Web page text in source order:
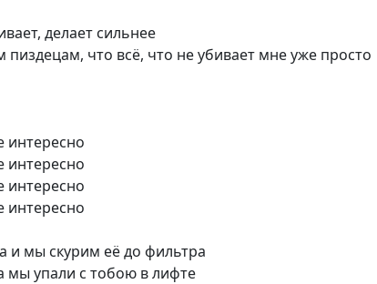
делает сильнее
пиздецам, что всё, что не убивает мне уже просто
интересно
интересно
интересно
интересно
и мы скурим её до фильтра
мы упали с тобою в лифте